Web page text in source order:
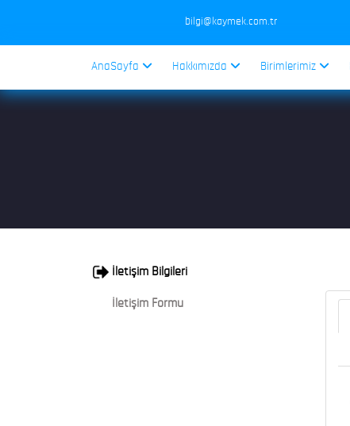
bilgi@kaymek.com.tr
AnaSayfa Hakkımızda Birimlerimiz
İletişim Bilgileri
İletişim Formu